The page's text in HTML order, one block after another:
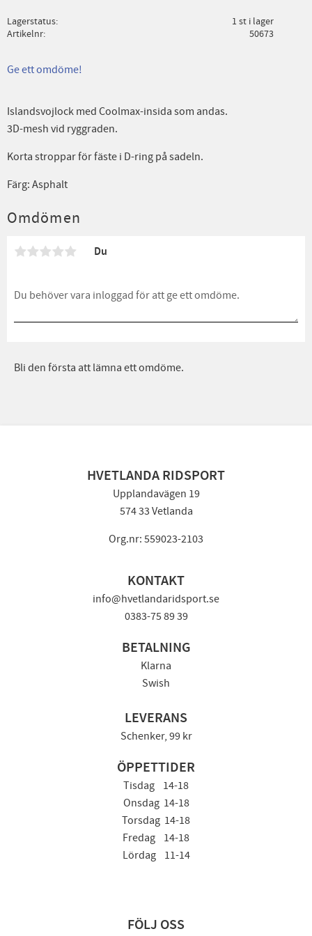
Lagerstatus
1 st i lager
Artikelnr
50673
Ge ett omdöme!
Islandsvojlock med Coolmax-insida som andas.
3D-mesh vid ryggraden.
Korta stroppar för fäste i D-ring på sadeln.
Färg: Asphalt
Omdömen
Du
Bli den första att lämna ett omdöme.
HVETLANDA RIDSPORT
Upplandavägen 19
574 33 Vetlanda
Org.nr: 559023-2103
KONTAKT
info@hvetlandaridsport.se
0383-75 89 39
BETALNING
Klarna
Swish
LEVERANS
Schenker, 99 kr
ÖPPETTIDER
Tisdag 14-18
Onsdag 14-18
Torsdag 14-18
Fredag 14-18
Lördag 11-14
FÖLJ OSS